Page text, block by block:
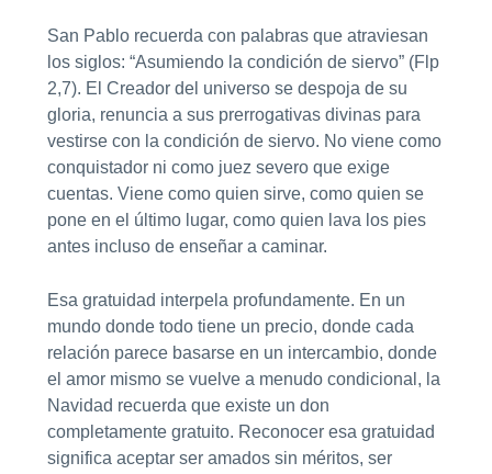
San Pablo recuerda con palabras que atraviesan
los siglos: “Asumiendo la condición de siervo” (Flp
2,7). El Creador del universo se despoja de su
gloria, renuncia a sus prerrogativas divinas para
vestirse con la condición de siervo. No viene como
conquistador ni como juez severo que exige
cuentas. Viene como quien sirve, como quien se
pone en el último lugar, como quien lava los pies
antes incluso de enseñar a caminar.
Esa gratuidad interpela profundamente. En un
mundo donde todo tiene un precio, donde cada
relación parece basarse en un intercambio, donde
el amor mismo se vuelve a menudo condicional, la
Navidad recuerda que existe un don
completamente gratuito. Reconocer esa gratuidad
significa aceptar ser amados sin méritos, ser